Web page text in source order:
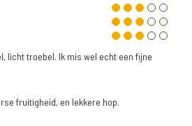
licht troebel. Ik mis wel echt een fijne
fruitigheid, en lekkere hop.